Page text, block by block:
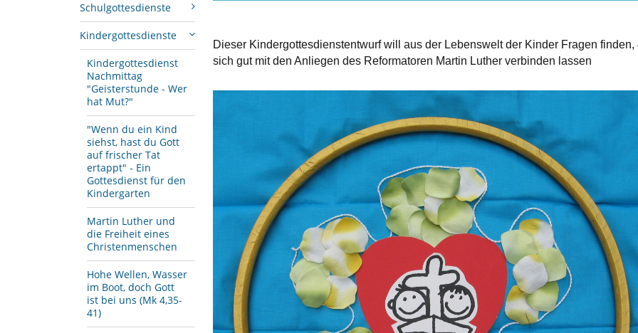
Schulgottesdienste
Kindergottesdienste
Kindergottesdienst
Nachmittag
"Geisterstunde - Wer
hat Mut?"
"Wenn du ein Kind
siehst, hast du Gott
auf frischer Tat
ertappt" - Ein
Gottesdienst für den
Kindergarten
Martin Luther und
die Freiheit eines
Christenmenschen
Hohe Wellen, Wasser
im Boot, doch Gott
ist bei uns (Mk 4,35-
41)
Dieser Kindergottesdienstentwurf will aus der Lebenswelt der Kinder Fragen finden,
sich gut mit den Anliegen des Reformatoren Martin Luther verbinden lassen